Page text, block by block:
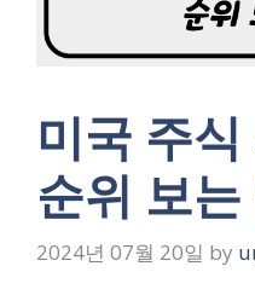
미국 주
순위 보는
2024년 07월 20일 by